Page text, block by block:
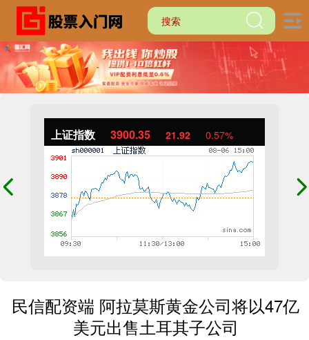
上证指数 3900.35 21.92 0.57%
民信配资端 阿拉莫斯黄金公司将以47亿
美元出售土耳其子公司